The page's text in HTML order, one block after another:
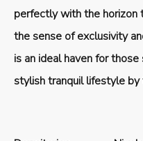
perfectly with the horizon
the sense of exclusivity
is an ideal haven for those
stylish tranquil lifestyle by